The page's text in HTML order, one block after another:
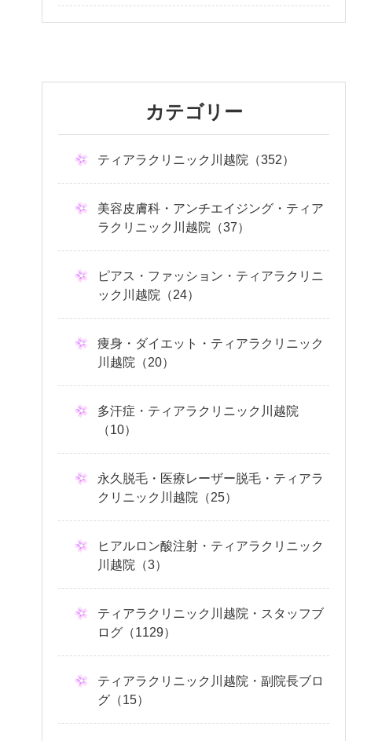
カテゴリー
ティアラクリニック川越院（352）
美容皮膚科・アンチエイジング・ティア
ラクリニック川越院（37）
ピアス・ファッション・ティアラクリニ
ック川越院（24）
痩身・ダイエット・ティアラクリニック
川越院（20）
多汗症・ティアラクリニック川越院
（10）
永久脱毛・医療レーザー脱毛・ティアラ
クリニック川越院（25）
ヒアルロン酸注射・ティアラクリニック
川越院（3）
ティアラクリニック川越院・スタッフブ
ログ（1129）
ティアラクリニック川越院・副院長ブロ
グ（15）